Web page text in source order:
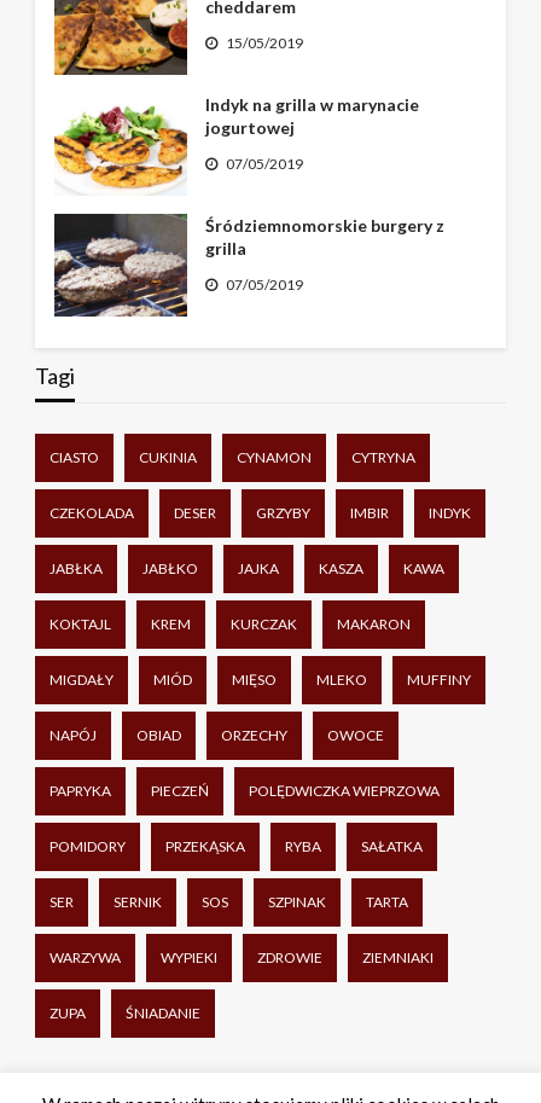
cheddarem
15/05/2019
Indyk na grilla w marynacie
jogurtowej
07/05/2019
Śródziemnomorskie burgery z
grilla
07/05/2019
Tagi
CIASTO CUKINIA CYNAMON CYTRYNA
CZEKOLADA DESER GRZYBY IMBIR INDYK
JABŁKA JABŁKO JAJKA KASZA KAWA
KOKTAJL KREM KURCZAK MAKARON
MIGDAŁY MIÓD MIĘSO MLEKO MUFFINY
NAPÓJ OBIAD ORZECHY OWOCE
PAPRYKA PIECZEŃ POLĘDWICZKA WIEPRZOWA
POMIDORY PRZEKĄSKA RYBA SAŁATKA
SER SERNIK SOS SZPINAK TARTA
WARZYWA WYPIEKI ZDROWIE ZIEMNIAKI
ZUPA ŚNIADANIE